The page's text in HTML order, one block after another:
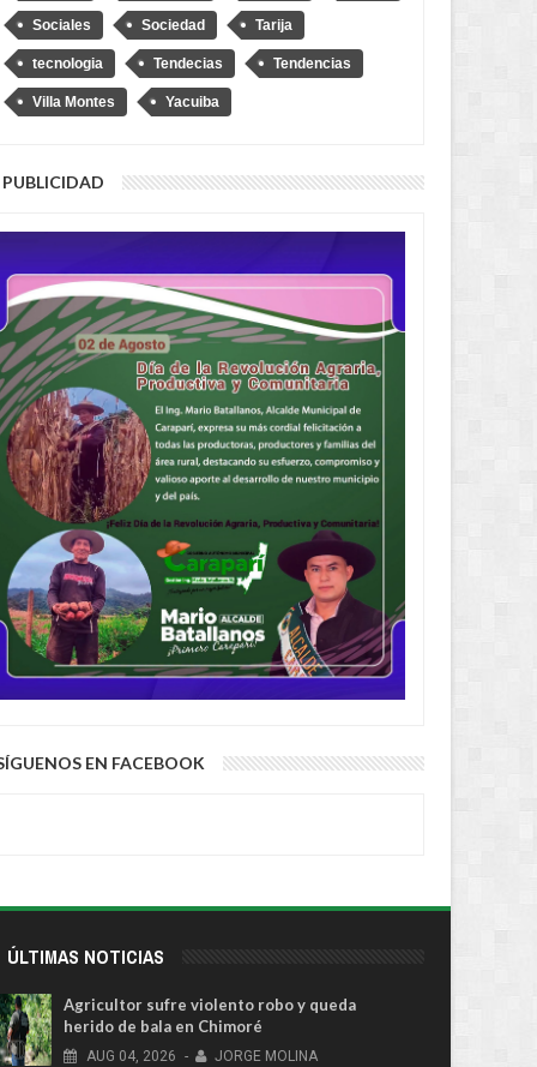
Sociales Sociedad Tarija
tecnologia Tendecias Tendencias
Villa Montes Yacuiba
PUBLICIDAD
EN FACEBOOK
ÚLTIMAS NOTICIAS
Agricultor sufre violento robo y queda
herido de bala en Chimoré
AUG 04, 2026 - JORGE MOLINA